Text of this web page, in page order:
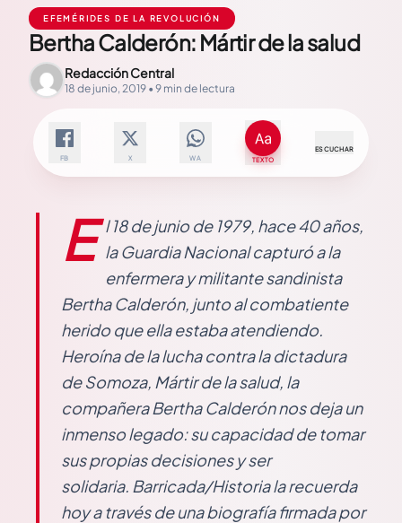
EFEMÉRIDES DE LA REVOLUCIÓN
Bertha Calderón: Mártir de la salud
Redacción Central
18 de junio, 2019 • 9 min de lectura
FB X WA TEXTO
ESCUCHAR
E l 18 de junio de 1979, hace 40 años,
la Guardia Nacional capturó a la
enfermera y militante sandinista
Bertha Calderón, junto al combatiente
herido que ella estaba atendiendo.
Heroína de la lucha contra la dictadura
de Somoza, Mártir de la salud, la
compañera Bertha Calderón nos deja un
inmenso legado: su capacidad de tomar
sus propias decisiones y ser
solidaria. Barricada/Historia la recuerda
hoy a través de una biografía firmada por